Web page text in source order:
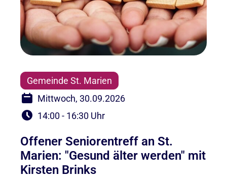
Gemeinde St. Marien
Mittwoch, 30.09.2026
14:00 - 16:30 Uhr
Offener Seniorentreff an St.
Marien: "Gesund älter werden" mit
Kirsten Brinks